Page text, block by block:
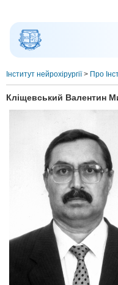
Інститут нейрохірургії> Про
Кліщевський Валентин